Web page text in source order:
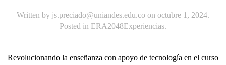
Written by js.preciado@uniandes.edu.co on octubre 1, 2024.
Posted in ERA2048Experiencias.
Revolucionando la enseñanza con apoyo de tecnología en el curso